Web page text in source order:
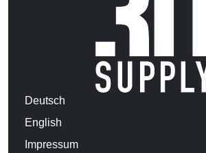
Deutsch
English
Impressum